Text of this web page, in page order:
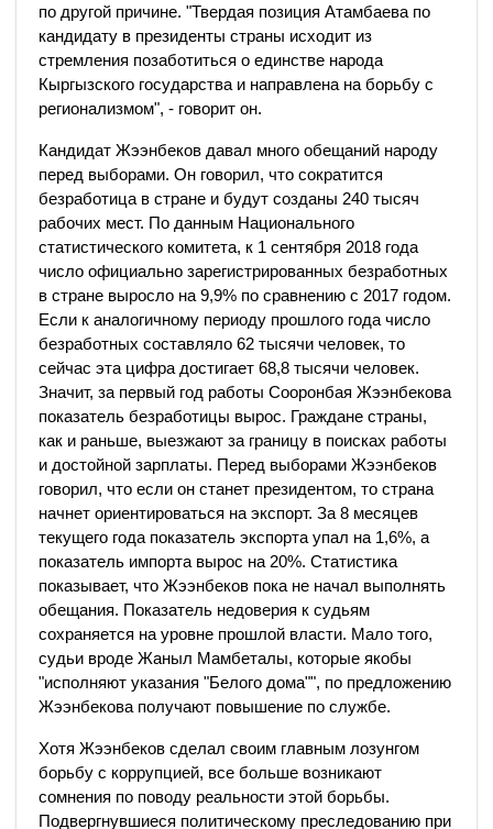
по другой причине. "Твердая позиция Атамбаева по
кандидату в президенты страны исходит из
стремления позаботиться о единстве народа
Кыргызского государства и направлена на борьбу с
регионализмом", - говорит он.
Кандидат Жээнбеков давал много обещаний народу
перед выборами. Он говорил, что сократится
безработица в стране и будут созданы 240 тысяч
рабочих мест. По данным Национального
статистического комитета, к 1 сентября 2018 года
число официально зарегистрированных безработных
в стране выросло на 9,9% по сравнению с 2017 годом.
Если к аналогичному периоду прошлого года число
безработных составляло 62 тысячи человек, то
сейчас эта цифра достигает 68,8 тысячи человек.
Значит, за первый год работы Сооронбая Жээнбекова
показатель безработицы вырос. Граждане страны,
как и раньше, выезжают за границу в поисках работы
и достойной зарплаты. Перед выборами Жээнбеков
говорил, что если он станет президентом, то страна
начнет ориентироваться на экспорт. За 8 месяцев
текущего года показатель экспорта упал на 1,6%, а
показатель импорта вырос на 20%. Статистика
показывает, что Жээнбеков пока не начал выполнять
обещания. Показатель недоверия к судьям
сохраняется на уровне прошлой власти. Мало того,
судьи вроде Жаныл Мамбеталы, которые якобы
"исполняют указания "Белого дома"", по предложению
Жээнбекова получают повышение по службе.
Хотя Жээнбеков сделал своим главным лозунгом
борьбу с коррупцией, все больше возникают
сомнения по поводу реальности этой борьбы.
Подвергнувшиеся политическому преследованию при